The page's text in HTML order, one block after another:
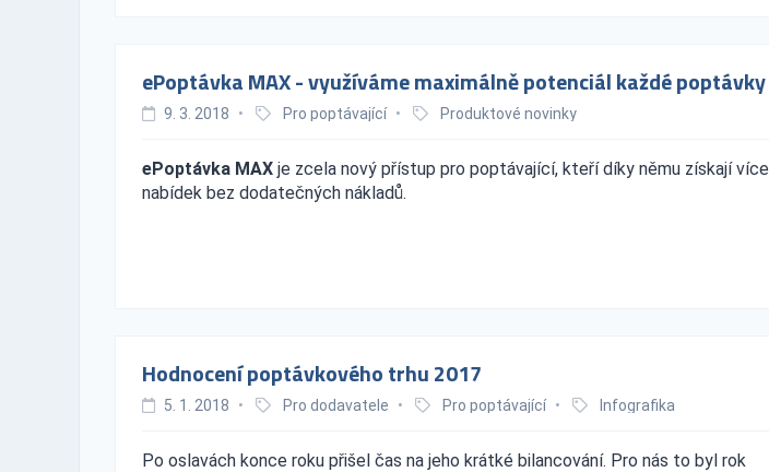
ePoptávka MAX - využíváme maximálně potenciál každé poptávky
9. 3. 2018 • Pro poptávající • Produktové novinky
ePoptávka MAX je zcela nový přístup pro poptávající, kteří díky němu získají více
nabídek bez dodatečných nákladů.
Hodnocení poptávkového trhu 2017
5. 1. 2018 • Pro dodavatele • Pro poptávající • Infografika
Po oslavách konce roku přišel čas na jeho krátké bilancování. Pro nás to byl rok